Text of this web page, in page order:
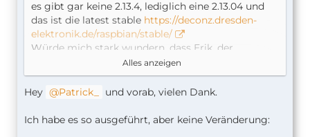
es gibt gar keine 2.13.4, lediglich eine 2.13.04 und
das ist die latest stable https://deconz.dresden-
elektronik.de/raspbian/stable/
Würde mich stark wundern, dass Erik, der
Entwickler vom Homebridge-Hue Plugin jemals
eine Beta empfehlen würde.
manuell updaten:
Alles anzeigen
Hey Patrick_ und vorab, vielen Dank.
Ich habe es so ausgeführt, aber keine Veränderung: